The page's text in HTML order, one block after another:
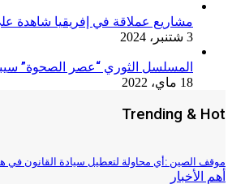
مشاريع عملاقة في إفريقيا شاهدة
3 شتنبر، 2024
المسلسل الثوري “عصر الصحوة” سيبث
18 ماي، 2022
Trending & Hot
موقف الصين :أي محاولة لتعطيل سيادة القانون في
أهم الأخبار